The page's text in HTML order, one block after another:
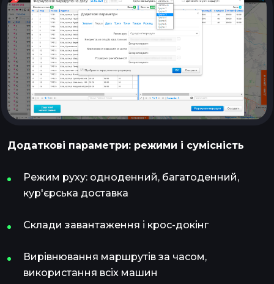
Додаткові параметри: режими і сумісність
Режим руху: одноденний, багатоденний,
кур'єрська доставка
Склади завантаження і крос-докінг
Вирівнювання маршрутів за часом,
використання всіх машин